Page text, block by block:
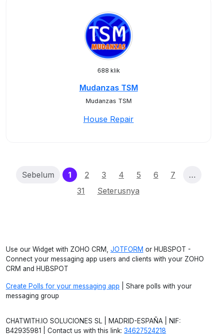
688 klik
Mudanzas TSM
Mudanzas TSM
House Repair
Sebelum 1(current)
2 3 4 5 6 7
…
31
Seterusnya
Use our Widget with ZOHO CRM, JOTFORM or HUBSPOT -
Connect your messaging app users and clients with your ZOHO
CRM and HUBSPOT
Create Polls for your messaging app | Share polls with your
messaging group
CHATWITH.IO SOLUCIONES SL | MADRID-ESPAÑA | NIF:
B42935981 | Contact us with this link: 34627524218